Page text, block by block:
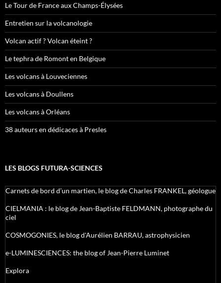
Le Tour de France aux Champs-Élysées
Entretien sur la volcanologie
Volcan actif ? Volcan éteint ?
Le tephra de Romont en Belgique
Les volcans à Louveciennes
Les volcans à Doullens
Les volcans à Orléans
38 auteurs en dédicaces à Presles
LES BLOGS FUTURA-SCIENCES
Carnets de bord d’un martien, le blog de Charles FRANKEL, géologue
CIELMANIA : le blog de Jean-Baptiste FELDMANN, photographe du
ciel
COSMOGONIES, le blog d'Aurélien BARRAU, astrophysicien
e-LUMINESCIENCES: the blog of Jean-Pierre Luminet
Explora